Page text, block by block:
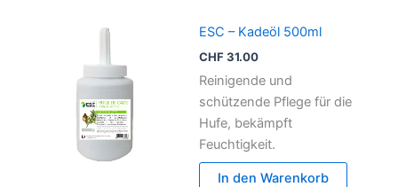
ESC – Kadeöl 500ml
CHF31.00
Reinigende und
schützende Pflege für die
Hufe, bekämpft
Feuchtigkeit.
In den Warenkorb